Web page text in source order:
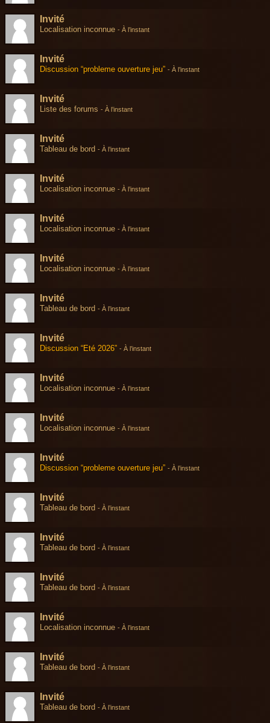
Invité
Localisation inconnue - À l’instant
Invité
Discussion “probleme ouverture jeu” - À l’instant
Invité
Liste des forums - À l’instant
Invité
Tableau de bord - À l’instant
Invité
Localisation inconnue - À l’instant
Invité
Localisation inconnue - À l’instant
Invité
Localisation inconnue - À l’instant
Invité
Tableau de bord - À l’instant
Invité
Discussion “Eté 2026” - À l’instant
Invité
Localisation inconnue - À l’instant
Invité
Localisation inconnue - À l’instant
Invité
Discussion “probleme ouverture jeu” - À l’instant
Invité
Tableau de bord - À l’instant
Invité
Tableau de bord - À l’instant
Invité
Tableau de bord - À l’instant
Invité
Localisation inconnue - À l’instant
Invité
Tableau de bord - À l’instant
Invité
Tableau de bord - À l’instant